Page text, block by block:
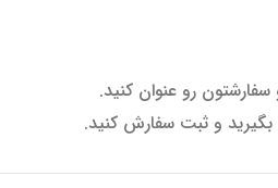
رو عنوان کنید.
و ثبت سفارش کنید.